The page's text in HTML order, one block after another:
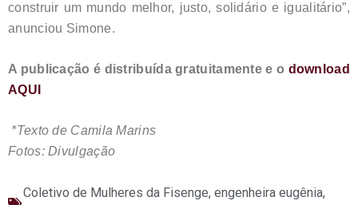
construir um mundo melhor, justo, solidário e igualitário”,
anunciou Simone.
A publicação é distribuída gratuitamente e o download
AQUI
*Texto de Camila Marins
Fotos: Divulgação
Coletivo de Mulheres da Fisenge, engenheira eugênia,